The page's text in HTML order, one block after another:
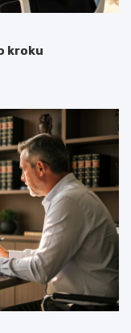
kroku